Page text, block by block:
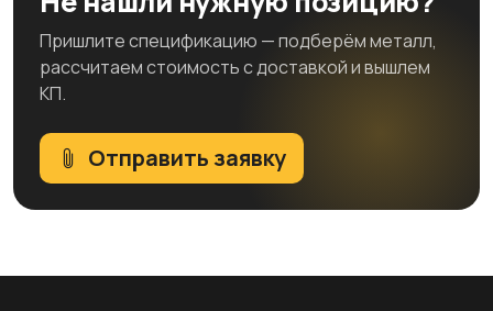
Пришлите спецификацию — подберём металл,
рассчитаем стоимость с доставкой и вышлем
КП.
Отправить заявку